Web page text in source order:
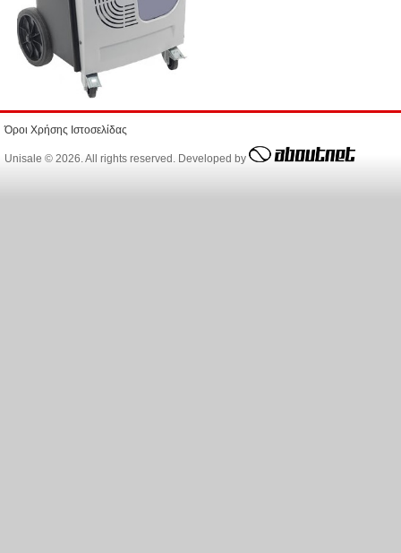
Όροι Χρήσης Ιστοσελίδας
Unisale © 2026. All rights reserved. Developed by